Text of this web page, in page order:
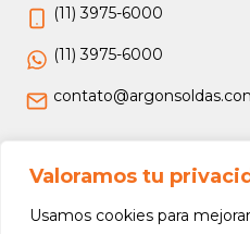
Valoramos tu
Usamos cookies para
(11) 3975-6000
(11) 3975-6000
Jurídico
Termos e Condições
Política de Privacidade